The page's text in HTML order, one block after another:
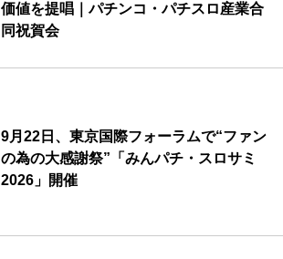
価値を提唱｜パチンコ・パチスロ産業合
同祝賀会
9月22日、東京国際フォーラムで“ファン
の為の大感謝祭”「みんパチ・スロサミ
2026」開催